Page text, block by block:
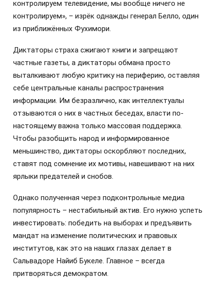
контролируем телевидение, мы вообще ничего не
контролируем», – изрёк однажды генерал Белло, один
из приближённых Фухимори.
Диктаторы страха сжигают книги и запрещают
частные газеты, а диктаторы обмана просто
выталкивают любую критику на периферию, оставляя
себе центральные каналы распространения
информации. Им безразлично, как интеллектуалы
отзываются о них в частных беседах, власти по-
настоящему важна только массовая поддержка.
Чтобы разобщить народ и информированное
меньшинство, диктаторы оскорбляют последних,
ставят под сомнение их мотивы, навешивают на них
ярлыки предателей и снобов.
Однако полученная через подконтрольные медиа
популярность – нестабильный актив. Его нужно успеть
инвестировать: победить на выборах и предъявить
мандат на изменение политических и правовых
институтов, как это на наших глазах делает в
Сальвадоре Найиб Букеле. Главное – всегда
притворяться демократом.